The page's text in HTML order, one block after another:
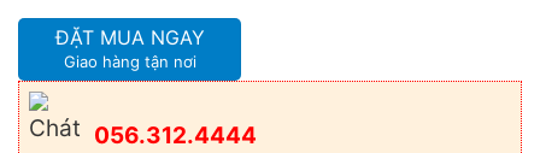
ĐẶT MUA NGAY
Giao hàng tận nơi
056.312.4444